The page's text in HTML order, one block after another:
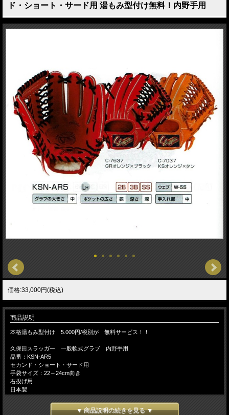
ド・ショート・サード用 湯もみ型付け無料！内野手用
価格:33,000円(税込)
商品説明
本格湯もみ型付け 5.000円/税別が 無料サービス！！
久保田スラッガー 一般軟式グラブ 内野手用
品番：KSN-AR5
セカンド・ショート・サード用
手袋サイズ：22～24cm向き
右投げ用
日本製
カラー：KSオレンジ×タン
▼ 商品説明の続きを見る ▼